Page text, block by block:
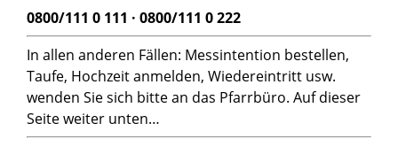
0800/111 0 111 · 0800/111 0 222
In allen anderen Fällen: Messintention bestellen,
Taufe, Hochzeit anmelden, Wiedereintritt usw.
wenden Sie sich bitte an das Pfarrbüro. Auf dieser
Seite weiter unten…